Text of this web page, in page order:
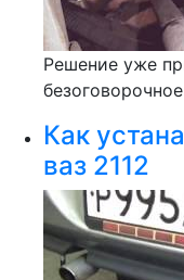
Решение уже
Как
ваз 2112